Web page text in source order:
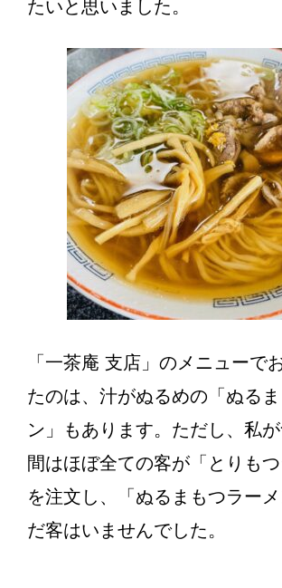
たいと思いました。
「一茶庵 支店」のメニューで
たのは、汁がぬるめの「ぬる
ン」もあります。ただし、私
間はほぼ全ての客が「とりもつ
を注文し、「ぬるまもつラー
だ客はいませんでした。